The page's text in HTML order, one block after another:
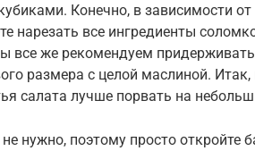
Конечно, в зависимости
нарезать все ингредиенты
же рекомендуем
размера с целой маслиной.
салата лучше порвать на
нужно, поэтому просто откройте